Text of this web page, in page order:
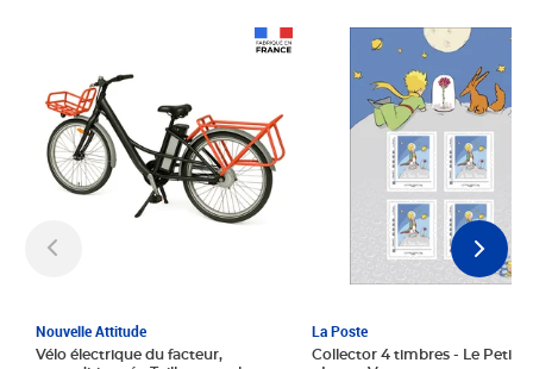
Nouvelle Attitude
Vélo électrique du facteur,
La Poste
Collector 4 timbres - Le Petit
Prix 6,25€ HT